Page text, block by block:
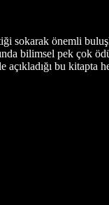
sokarak önemli
bilimsel pek çok
bu kitapta